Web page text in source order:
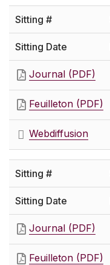
Journal (PDF)
Feuilleton (PDF)
Webdiffusion
Journal (PDF)
Feuilleton (PDF)